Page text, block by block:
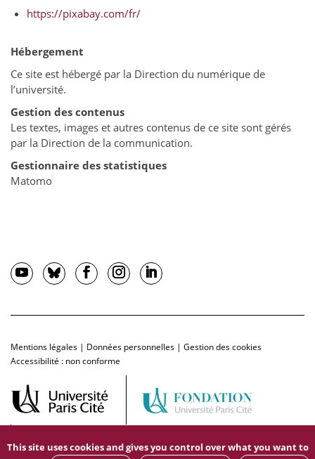
https://pixabay.com/fr/
Hébergement
Ce site est hébergé par la Direction du numérique de
l’université.
Gestion des contenus
Les textes, images et autres contenus de ce site sont gérés
par la Direction de la communication.
Gestionnaire des statistiques
Matomo
Mentions légales | Données personnelles | Gestion des cookies
Accessibilité : non conforme
This site uses cookies and gives you control over what you want to